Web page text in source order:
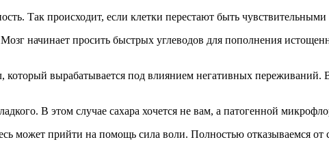
Так происходит, если клетки перестают быть
начинает просить быстрых углеводов для пополнения
вырабатывается под влиянием негативных переживаний.
В этом случае сахара хочется не вам, а патогенной
может прийти на помощь сила воли. Полностью отказываемся от